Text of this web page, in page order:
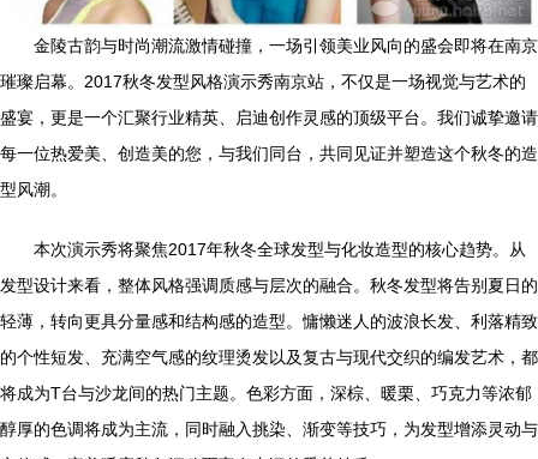
金陵古韵与时尚潮流激情碰撞，一场引领美业风向的盛会即将在南京
璀璨启幕。2017秋冬发型风格演示秀南京站，不仅是一场视觉与艺术的
盛宴，更是一个汇聚行业精英、启迪创作灵感的顶级平台。我们诚挚邀请
每一位热爱美、创造美的您，与我们同台，共同见证并塑造这个秋冬的造
型风潮。
本次演示秀将聚焦2017年秋冬全球发型与化妆造型的核心趋势。从
发型设计来看，整体风格强调质感与层次的融合。秋冬发型将告别夏日的
轻薄，转向更具分量感和结构感的造型。慵懒迷人的波浪长发、利落精致
的个性短发、充满空气感的纹理烫发以及复古与现代交织的编发艺术，都
将成为T台与沙龙间的热门主题。色彩方面，深棕、暖栗、巧克力等浓郁
醇厚的色调将成为主流，同时融入挑染、渐变等技巧，为发型增添灵动与